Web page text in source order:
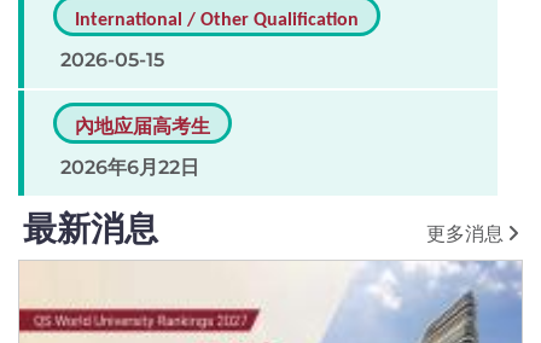
International / Other Qualification
2026-05-15
內地应届高考生
2026年6月22日
最新消息 更多消息